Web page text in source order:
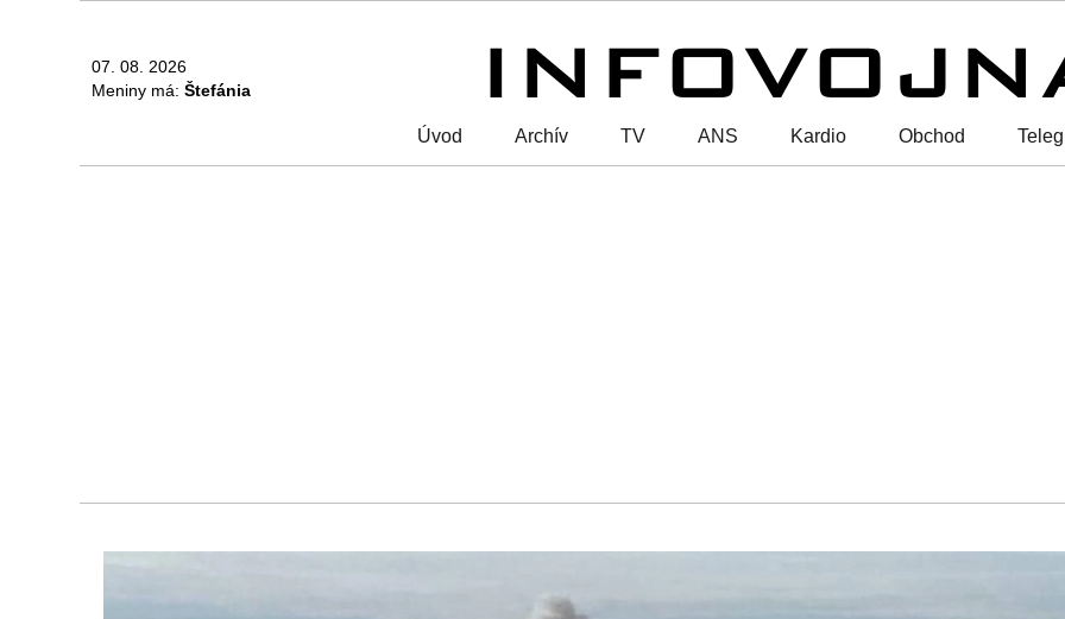
07. 08. 2026
Meniny má: Štefánia
Úvod Archív TV ANS Kardio Obchod